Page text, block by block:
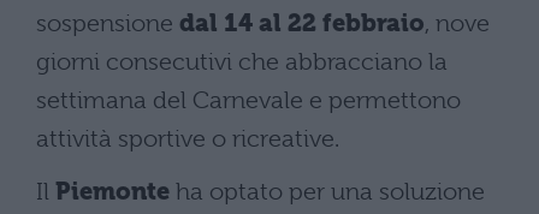
sospensione dal 14 al 22 febbraio, nove
giorni consecutivi che abbracciano la
settimana del Carnevale e permettono
attività sportive o ricreative.
Il Piemonte ha optato per una soluzione